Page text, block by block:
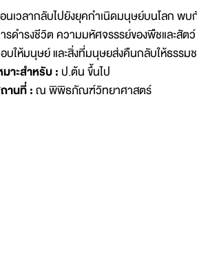
นเวลากลับไปยังยุคกำเนิดมนุษย์บนโลก พบ
รดำรงชีวิต ความมหัศจรรรย์ของพืชและสั
บให้มนุษย์ และสิ่งที่มนุษยส่งคืนกลับให้ธรรม
มาะสำหรับ : ป.ต้น ขึ้นไป
านที่ :ณ พิพิธภัณฑ์วิทยาศาสตร์